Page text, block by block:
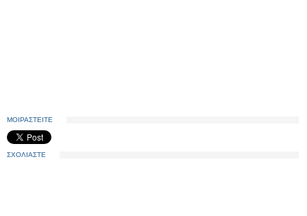
ΜΟΙΡΑΣΤΕΙΤΕ
ΣΧΟΛΙΑΣΤΕ